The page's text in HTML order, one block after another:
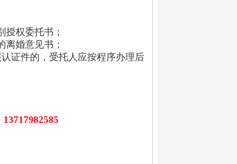
授权委托书；
婚意见书；
证件的，受托人应按程序办理后
13717982585